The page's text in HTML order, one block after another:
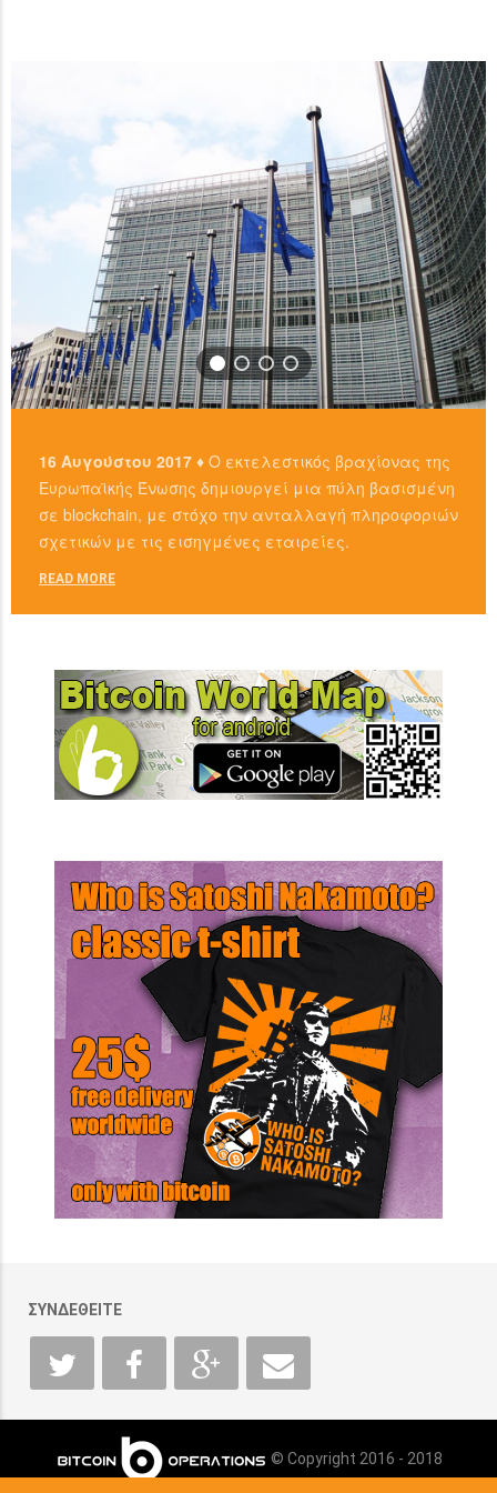
READ MORE
16 Αυγούστου 2017 ♦ Ο εκτελεστικός βραχίονας της
Ευρωπαϊκής Ένωσης δημιουργεί μια πύλη βασισμένη
σε blockchain, με στόχο την ανταλλαγή πληροφοριών
σχετικών με τις εισηγμένες εταιρείες.
READ MORE
ΣΥΝΔΕΘΕΙΤΕ
© Copyright 2016 - 2018